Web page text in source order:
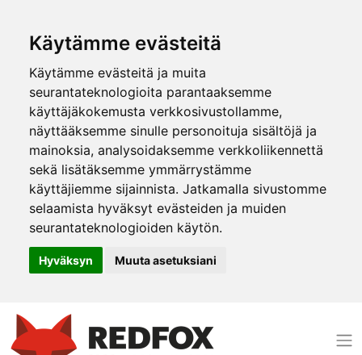
Käytämme evästeitä
Käytämme evästeitä ja muita
seurantateknologioita parantaaksemme
käyttäjäkokemusta verkkosivustollamme,
näyttääksemme sinulle personoituja sisältöjä ja
mainoksia, analysoidaksemme verkkoliikennettä
sekä lisätäksemme ymmärrystämme
käyttäjiemme sijainnista. Jatkamalla sivustomme
selaamista hyväksyt evästeiden ja muiden
seurantateknologioiden käytön.
Hyväksyn Muuta asetuksiani